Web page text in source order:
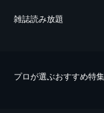
雑誌読み放題
プロが選ぶおすすめ特集